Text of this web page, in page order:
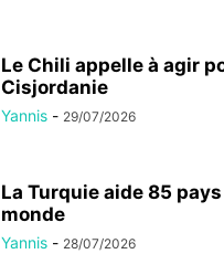
Le Chili appelle à agir
Cisjordanie
Yannis - 29/07/2026
La Turquie aide 85
monde
Yannis - 28/07/2026